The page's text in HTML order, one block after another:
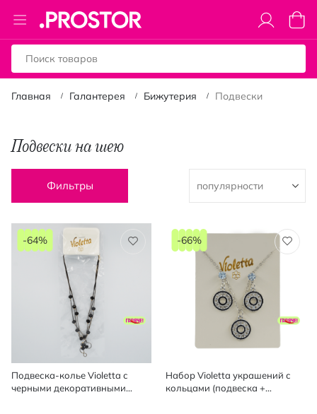
Toggle
Nav
Моя
Главная Галантерея Бижутерия Подвески
Подвески на шею
Фильтры
Подвеска-колье Violetta с
черными декоративными
-64%
Набор Violetta украшений с
кольцами (подвеска +
-66%